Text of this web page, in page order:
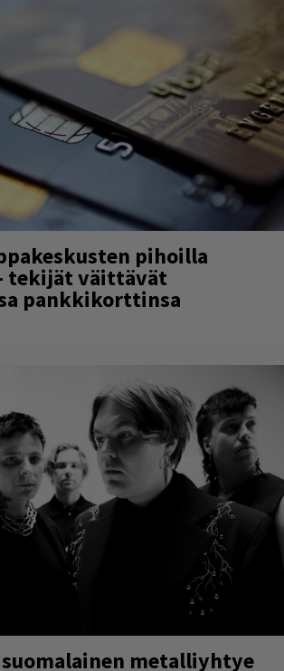
pihoilla
tekijät väittävät
pankkikorttinsa
metalliyhtye